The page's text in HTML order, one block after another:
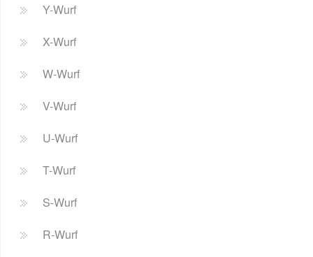
Y-Wurf
X-Wurf
W-Wurf
V-Wurf
U-Wurf
T-Wurf
S-Wurf
R-Wurf